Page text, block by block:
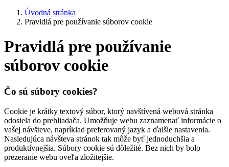
Úvodná stránka
Pravidlá pre používanie súborov cookie
Pravidlá pre používanie
súborov cookie
Čo sú súbory cookies?
Cookie je krátky textový súbor, ktorý navštívená webová stránka
odosiela do prehliadača. Umožňuje webu zaznamenať informácie o
vašej návšteve, napríklad preferovaný jazyk a ďalšie nastavenia.
Nasledujúca návšteva stránok tak môže byť jednoduchšia a
produktívnejšia. Súbory cookie sú dôležité. Bez nich by bolo
prezeranie webu oveľa zložitejšie.